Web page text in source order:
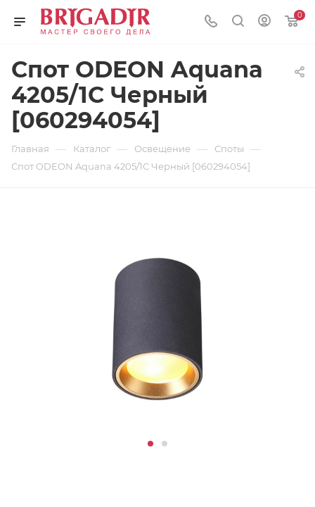
0
Спот ODEON Aquana
4205/1C Черный
[060294054]
Главная — Каталог — Освещение — Споты —
Спот ODEON Aquana 4205/1C Черный [060294054]